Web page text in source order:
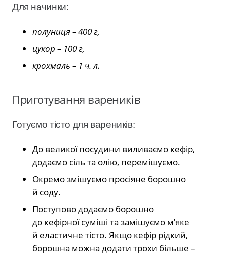
Для начинки:
полуниця – 400 г,
цукор – 100 г,
крохмаль – 1 ч. л.
Приготування вареників
Готуємо тісто для вареників:
До великої посудини виливаємо кефір,
додаємо сіль та олію, перемішуємо.
Окремо змішуємо просіяне борошно
й соду.
Поступово додаємо борошно
до кефірної суміші та замішуємо м’яке
й еластичне тісто. Якщо кефір рідкий,
борошна можна додати трохи більше –